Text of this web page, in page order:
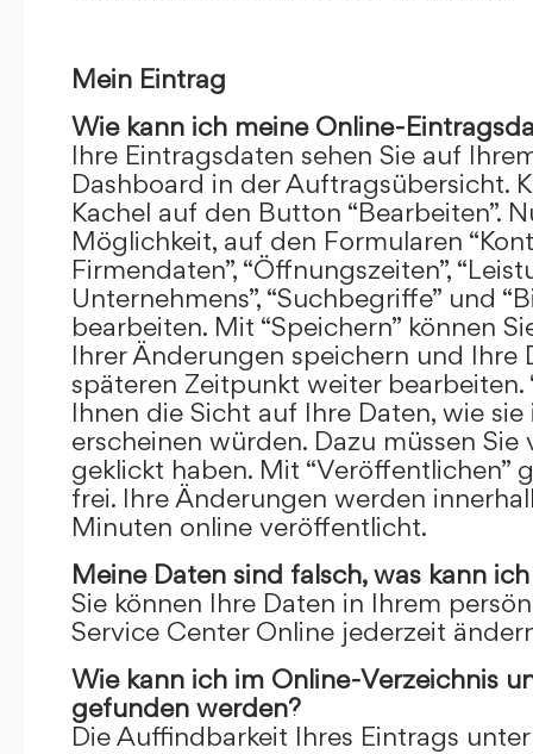
Mein Eintrag
Wie kann ich meine Online-
Ihre Eintragsdaten sehen Sie auf
Dashboard in der Auftragsübersicht.
Kachel auf den Button “Bearbeiten”.
Möglichkeit, auf den Formularen
Firmendaten”, “Öffnungszeiten”,
Unternehmens”, “Suchbegriffe” und
bearbeiten. Mit “Speichern” können
Ihrer Änderungen speichern und Ihre
späteren Zeitpunkt weiter bearbeiten.
Ihnen die Sicht auf Ihre Daten, wie
erscheinen würden. Dazu müssen Sie
geklickt haben. Mit “Veröffentlichen”
frei. Ihre Änderungen werden
Minuten online veröffentlicht.
Meine Daten sind falsch, was kann
Sie können Ihre Daten in Ihrem
Service Center Online jederzeit
Wie kann ich im Online-Verzeichnis
gefunden werden?
Die Auffindbarkeit Ihres Eintrags